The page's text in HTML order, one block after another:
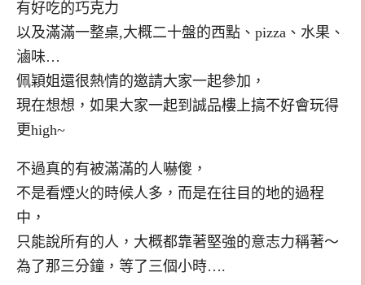
有好吃的巧克力
以及滿滿一整桌,大概二十盤的西點、pizza、水果、
滷味…
佩穎姐還很熱情的邀請大家一起參加，
現在想想，如果大家一起到誠品樓上搞不好會玩得
更high~
不過真的有被滿滿的人嚇傻，
不是看煙火的時候人多，而是在往目的地的過程
中，
只能說所有的人，大概都靠著堅強的意志力稱著～
為了那三分鐘，等了三個小時….